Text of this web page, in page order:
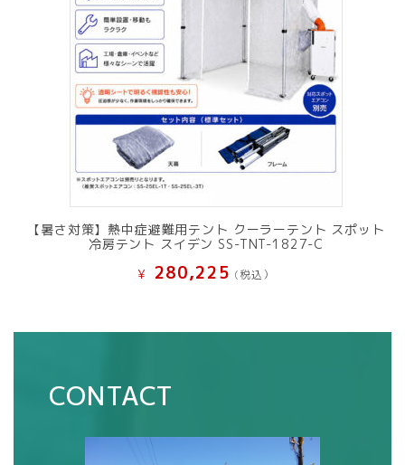
【暑さ対策】熱中症避難用テント クーラーテント スポット
冷房テント スイデン SS-TNT-1827-C
¥ 280,225 (税込）
CONTACT